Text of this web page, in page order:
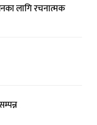
लागि रचनात्मक